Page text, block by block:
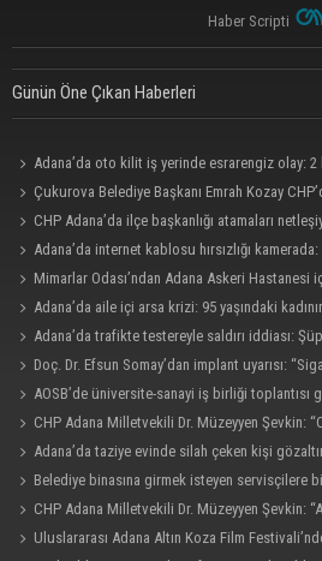
Haber Scripti
Günün Öne Çıkan Haberleri
Adana’da oto kilit iş yerinde esrarengiz olay: 2
Çukurova Belediye Başkanı Emrah Kozay
CHP Adana’da ilçe başkanlığı atamaları
Adana’da internet kablosu hırsızlığı
internet erişimi kesildi
Mimarlar Odası’ndan Adana Askeri Hastanesi
amaç dışı kullanılmamalı”
Adana’da aile içi arsa krizi: 95 yaşındaki
milyonun 13 milyonu harcandı
Adana’da trafikte testereyle saldırı iddiası:
Doç. Dr. Efsun Somay’dan implant uyarısı:
AOSB’de üniversite-sanayi iş birliği toplantısı
CHP Adana Milletvekili Dr. Müzeyyen Şevkin:
birliği sağlanmalı”
Adana’da taziye evinde silah çeken kişi
Belediye binasına girmek isteyen servisçilere
CHP Adana Milletvekili Dr. Müzeyyen Şevkin:
dönüşmemeli”
Uluslararası Adana Altın Koza Film